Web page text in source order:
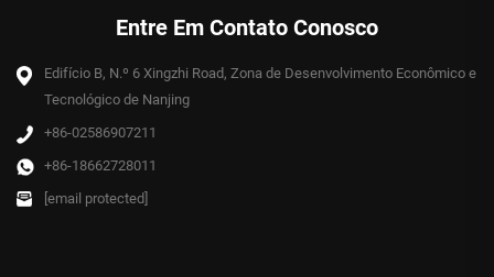
Entre Em Contato Conosco
Edifício B, N.º 6 Xingzhi Road, Zona de Desenvolvimento Econômico e
Tecnológico de Nanjing
+86-02586907211
+86-18662728011
[email protected]